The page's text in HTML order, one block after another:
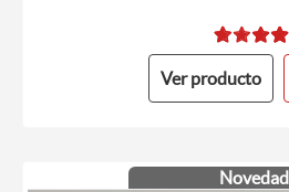
Ver producto
Novedad